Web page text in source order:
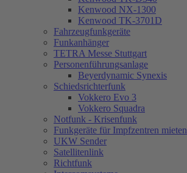
Kenwood NX-1300
Kenwood TK-3701D
Fahrzeugfunkgeräte
Funkanhänger
TETRA Messe Stuttgart
Personenführungsanlage
Beyerdynamic Synexis
Schiedsrichterfunk
Vokkero Evo 3
Vokkero Squadra
Notfunk - Krisenfunk
Funkgeräte für Impfzentren mieten
UKW Sender
Satellitenlink
Richtfunk